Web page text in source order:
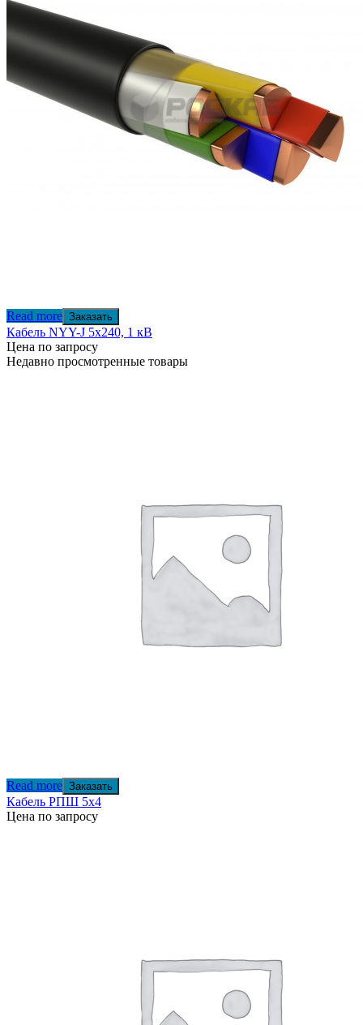
Read more Заказать
Кабель NYY-J 5х240, 1 кВ
Цена по запросу
Недавно просмотренные товары
Read more Заказать
Кабель РПШ 5х4
Цена по запросу